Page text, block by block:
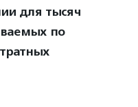
для тысяч
по